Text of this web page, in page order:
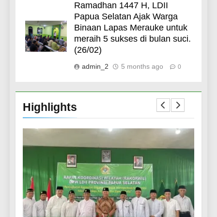
Ramadhan 1447 H, LDII
Papua Selatan Ajak Warga
Binaan Lapas Merauke untuk
meraih 5 sukses di bulan suci.
(26/02)
admin_2 5 months ago 0
Highlights
Ketua LDII Nabire Hadiri
Undangan Wakapolda Papua
di Polres Nabire
LINTAS DAERAH
WARTA PAPUA SELATAN
Membangun Papua
75
LDII Silaturohim dengan MUI
Papua Barat
WARTA PAPUA SELATAN
76
LDII Papua Gelar Sosialisasi